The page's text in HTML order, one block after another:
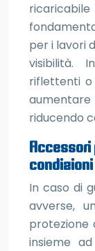
per i lavori
visibilità.
riflettenti o
riducendo
Accessori
In caso di
avverse,
protezione
insieme